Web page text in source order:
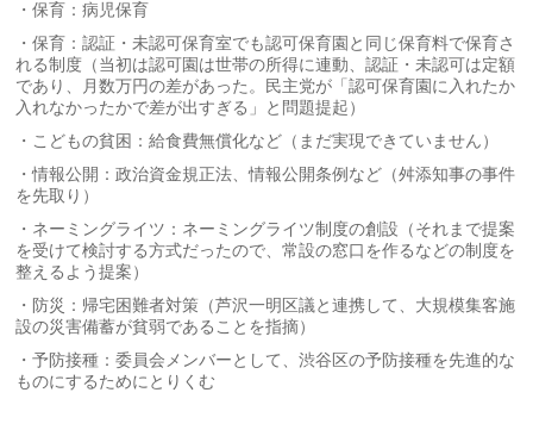
・保育：病児保育
・保育：認証・未認可保育室でも認可保育園と同じ保育料で保育さ
れる制度（当初は認可園は世帯の所得に連動、認証・未認可は定額
であり、月数万円の差があった。民主党が「認可保育園に入れたか
入れなかったかで差が出すぎる」と問題提起）
・こどもの貧困：給食費無償化など（まだ実現できていません）
・情報公開：政治資金規正法、情報公開条例など（舛添知事の事件
を先取り）
・ネーミングライツ：ネーミングライツ制度の創設（それまで提案
を受けて検討する方式だったので、常設の窓口を作るなどの制度を
整えるよう提案）
・防災：帰宅困難者対策（芦沢一明区議と連携して、大規模集客施
設の災害備蓄が貧弱であることを指摘）
・予防接種：委員会メンバーとして、渋谷区の予防接種を先進的な
ものにするためにとりくむ